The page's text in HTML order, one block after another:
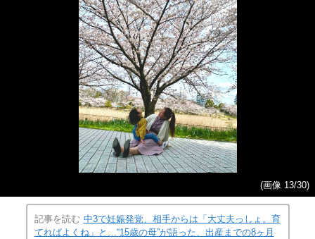
(画像 13/30)
記事を読む 中3で妊娠発覚、相手からは「大丈夫っしょ。育
てればよくね」と…“15歳の母”が語った、出産までの8ヶ月